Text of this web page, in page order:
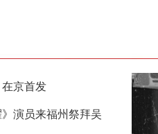
在京首发
演员来福州祭拜吴